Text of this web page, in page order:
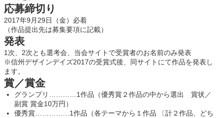
応募締切り
2017年9月29日（金）必着
（作品提出先は募集要項に記載）
発表
1次、2次とも選考会、当会サイトで受賞者のお名前のみ発表
※信州デザインデイズ2017の受賞式後、同サイトにて作品を発表し
ます。
賞／賞金
グランプリ…………1作品（優秀賞２作品の中から選出 賞状／
副賞 賞金10万円）
優秀賞……………1作品（各テーマから１作品 〔計２作品、どち